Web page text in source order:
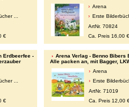
...
€
Arena
Erste
ArtNr. 70824
Ca. Preis 16,00 €
Erdbeerfee -
...
€
Arena Verlag - Benno Bibers
Alle packen an, mit Bagger,
Arena
Erste
ArtNr. 71019
Ca. Preis 12,00